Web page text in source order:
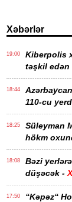
Xəbərlər
19:00
Kiberpolis
təşkil edən
18:44
110-cu
18:25
Süleyman
hökm
18:08
Bəzi
düşəcək -
17:50 “Kəpəz“